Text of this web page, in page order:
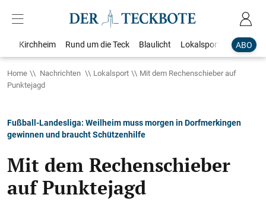
ABO
Kirchheim Rund um die Teck Blaulicht Lokalsport
Home Nachrichten Lokalsport
Mit dem Rechenschieber auf
Punktejagd
Fußball-Landesliga: Weilheim muss morgen in Dorfmerkingen
gewinnen und braucht Schützenhilfe
Mit dem Rechenschieber
auf Punktejagd